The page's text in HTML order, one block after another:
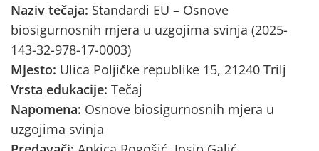
Naziv tečaja: Standardi EU – Osnove
biosigurnosnih mjera u uzgojima svinja (2025-
143-32-978-17-0003)
Mjesto: Ulica Poljičke republike 15, 21240 Trilj
Vrsta edukacije: Tečaj
Napomena: Osnove biosigurnosnih mjera u
uzgojima svinja